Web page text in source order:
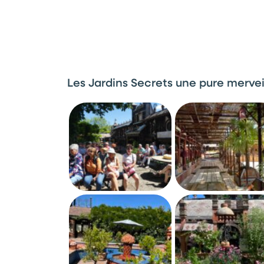
Les Jardins Secrets une pure